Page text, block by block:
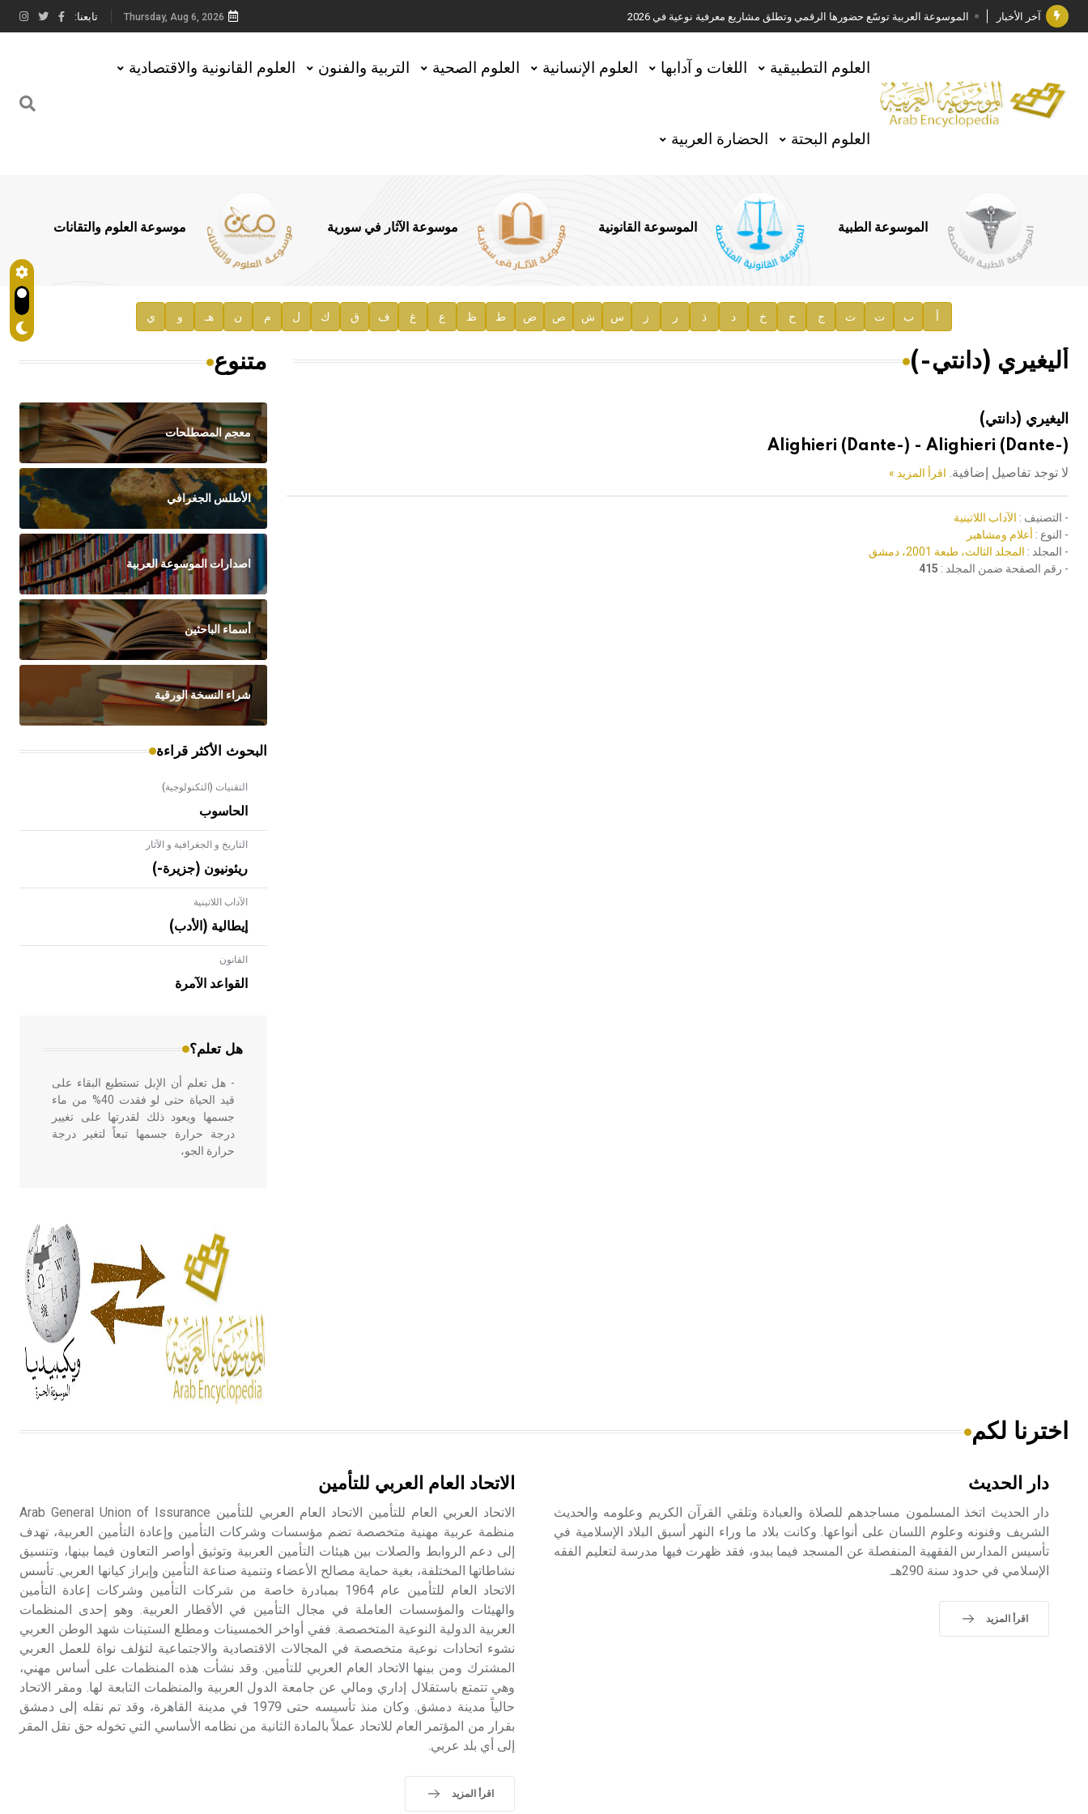
آخر الأخبار الموسوعة العربية توسّع حضورها الرقمي وتطلق مشاريع معرفية نوعية في 2026
جائزة مجمع الملك سلمان العالمي للغة العربية 2025
الأستاذ إياد خالد الطباع مدير عام لهيئة الموسوعة العربية
السيد محمد ياسين صالح وزيرا للثقافة
توصيات مجلس الإدارة
صدور المجلد السابع من موسوعة الآثار في سورية
إعلان..
هيئة الموسوعة العربية تطلق موسوعات جديدة في عام 2026
Thursday, Aug 6, 2026 تابعنا:
العلوم التطبيقية اللغات و آدابها العلوم الإنسانية العلوم الصحية التربية والفنون العلوم القانونية والاقتصادية
العلوم البحتة الحضارة العربية
الموسوعة الطبية الموسوعة القانونية موسوعة الآثار في سورية موسوعة العلوم والتقانات
أ ب ت ث ج ح خ د ذ ر ز س ش ص ض ط ظ ع غ ف ق ك ل م ن هـ و ي
أليغيري (دانتي-)
اليغيري (دانتي)
Alighieri (Dante-) - Alighieri (Dante-)
لا توجد تفاصيل إضافية. اقرأ المزيد »
- التصنيف : الآداب اللاتينية
- النوع : أعلام ومشاهير
- المجلد : المجلد الثالث، طبعة 2001، دمشق
- رقم الصفحة ضمن المجلد : 415
متنوع
معجم المصطلحات
الأطلس الجغرافي
اصدارات الموسوعة العربية
أسماء الباحثين
شراء النسخة الورقية
البحوث الأكثر قراءة
التقنيات (التكنولوجية)
الحاسوب
التاريخ و الجغرافية و الآثار
ريئونيون (جزيرة-)
الآداب اللاتينية
إيطالية (الأدب)
القانون
القواعد الآمرة
هل تعلم؟
- هل تعلم أن الأبلق نوع من الفنون
الهندسية التي ارتبطت بالعمارة الإسلامية
في بلاد الشام ومصر خاصة، حيث يحرص
- هل تعلم أن الإبل تستطيع البقاء على
قيد الحياة حتى لو فقدت 40% من ماء
جسمها ويعود ذلك لقدرتها على تغيير
درجة حرارة جسمها تبعاً لتغير درجة
حرارة الجو،
أربعة مؤلفات هي: الحكم، الأدلة، تنظيم
التغذية، ورسالته في جروح الرأس.
ويعود له الفضل بأنه حرر الطب من
الدين والفلسفة.
- هل تعلم أن المرجان إفراز حيواني
يتكون في البحر ويتركب من مادة
كربونات الكلسيوم، وهو أحمر أو شديد
الحمرة وهو أجود أنواعه، ويمتاز بكبر
الحجم ويسمى الش
الإنكليزية أب
- هل تعلم أن أبجر Abgar اسم معروف
جيداً يعود إلى عدد من الملوك الذين
حكموا مدينة إديسا (الرها) من أبجر الأول
وحتى التاسع، وهم ينتسبون إلى أسرة
أوسروين
- هل تعلم أن الأبجدية الكنعانية تتألف من
/22/ علامة كتابية sign تكتب منفصلة
غير متصلة، وتعتمد المبدأ الأكوروفوني،
اخترنا لكم
دار الحديث
دار الحديث اتخذ المسلمون مساجدهم للصلاة والعبادة وتلقي القرآن الكريم وعلومه والحديث
الشريف وفنونه وعلوم اللسان على أنواعها. وكانت بلاد ما وراء النهر أسبق البلاد الإسلامية في
تأسيس المدارس الفقهية المنفصلة عن المسجد فيما يبدو، فقد ظهرت فيها مدرسة لتعليم الفقه
الإسلامي في حدود سنة 290هـ.
اقرأ المزيد
الاتحاد العام العربي للتأمين
الاتحاد العربي العام للتأمين الاتحاد العام العربي للتأمين Arab General Union of Issurance
منظمة عربية مهنية متخصصة تضم مؤسسات وشركات التأمين وإعادة التأمين العربية، تهدف
إلى دعم الروابط والصلات بين هيئات التأمين العربية وتوثيق أواصر التعاون فيما بينها، وتنسيق
نشاطاتها المختلفة، بغية حماية مصالح الأعضاء وتنمية صناعة التأمين وإبراز كيانها العربي. تأسس
الاتحاد العام للتأمين عام 1964 بمبادرة خاصة من شركات التأمين وشركات إعادة التأمين
والهيئات والمؤسسات العاملة في مجال التأمين في الأقطار العربية. وهو إحدى المنظمات
العربية الدولية النوعية المتخصصة. ففي أواخر الخمسينات ومطلع الستينات شهد الوطن العربي
نشوء اتحادات نوعية متخصصة في المجالات الاقتصادية والاجتماعية لتؤلف نواة للعمل العربي
المشترك ومن بينها الاتحاد العام العربي للتأمين. وقد نشأت هذه المنظمات على أساس مهني،
وهي تتمتع باستقلال إداري ومالي عن جامعة الدول العربية والمنظمات التابعة لها. ومقر الاتحاد
حالياً مدينة دمشق. وكان منذ تأسيسه حتى 1979 في مدينة القاهرة، وقد تم نقله إلى دمشق
بقرار من المؤتمر العام للاتحاد عملاً بالمادة الثانية من نظامه الأساسي التي تخوله حق نقل المقر
إلى أي بلد عربي.
اقرأ المزيد